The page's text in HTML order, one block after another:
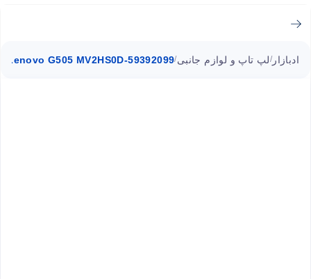
ادبازار /لپ تاپ و لوازم جانبی/
Lenovo G505 MV2HS0D-59392099